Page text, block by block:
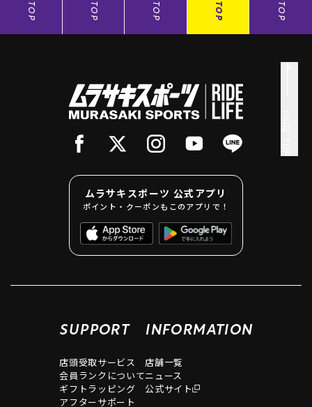
TOP TOP TOP TOP TOP
ムラサキスポーツ 公式アプリ
ポイント・クーポンもこのアプリで！
SUPPORT
店頭受取サービス
会員ランクについて
ギフトラッピング
アフターサポート
INFORMATION
店舗一覧
ニュース
公式サイト